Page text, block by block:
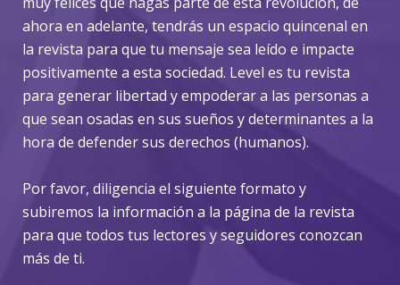
ahora en adelante, tendrás un espacio quincenal en
la revista para que tu mensaje sea leído e impacte
positivamente a esta sociedad. Level es tu revista
para generar libertad y empoderar a las personas a
que sean osadas en sus sueños y determinantes a la
hora de defender sus derechos (humanos).
Por favor, diligencia el siguiente formato y
subiremos la información a la página de la revista
para que todos tus lectores y seguidores conozcan
más de ti.